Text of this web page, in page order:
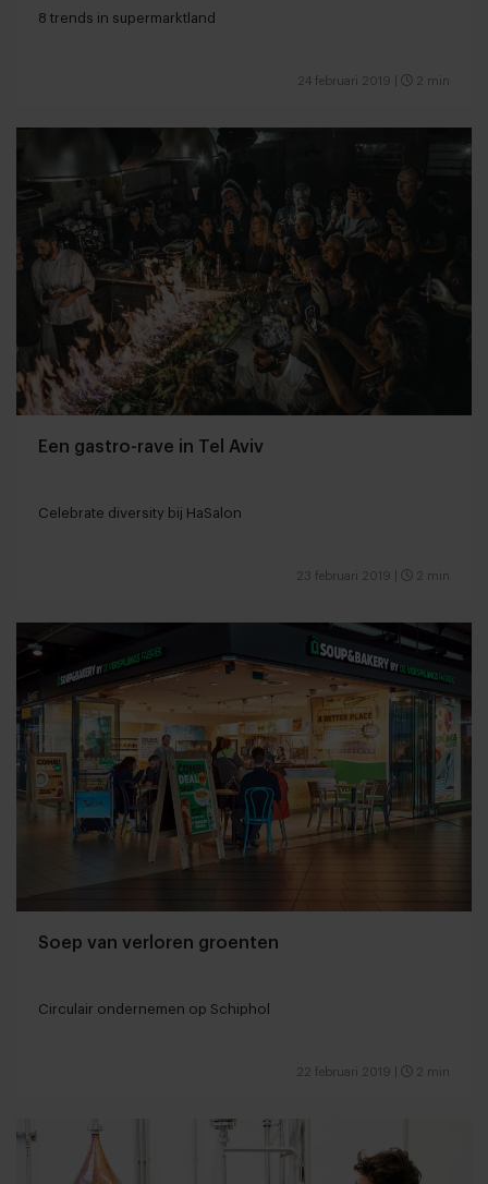
8 trends in supermarktland
24 februari 2019 2 min
Een gastro-rave in Tel Aviv
Celebrate diversity bij HaSalon
23 februari 2019 2 min
Soep van verloren groenten
Circulair ondernemen op Schiphol
22 februari 2019 2 min